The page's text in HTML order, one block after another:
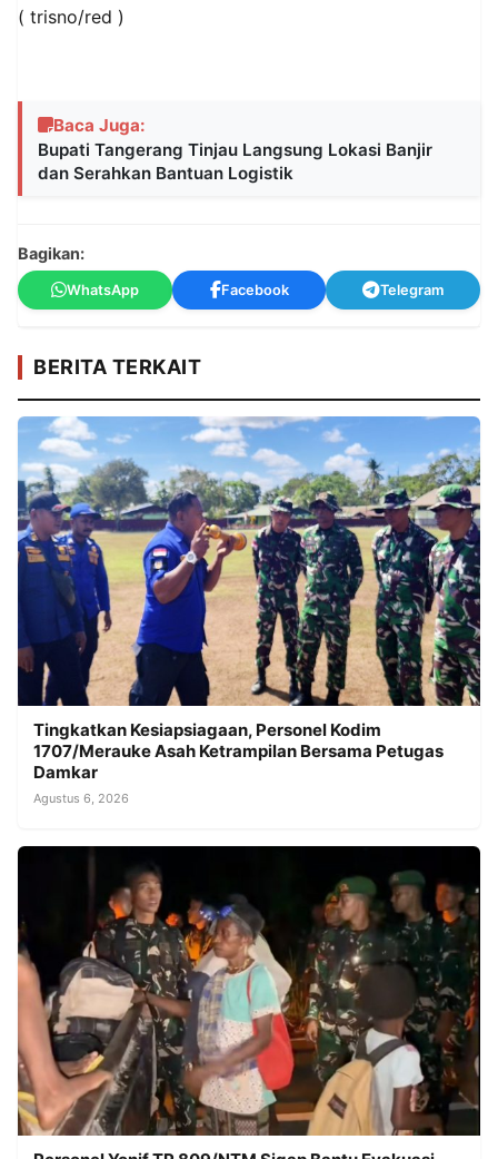
( trisno/red )
Baca Juga:
Bupati Tangerang Tinjau Langsung Lokasi Banjir
dan Serahkan Bantuan Logistik
Bagikan:
WhatsApp Facebook Telegram
BERITA TERKAIT
Tingkatkan Kesiapsiagaan, Personel Kodim
1707/Merauke Asah Ketrampilan Bersama Petugas
Damkar
Agustus 6, 2026